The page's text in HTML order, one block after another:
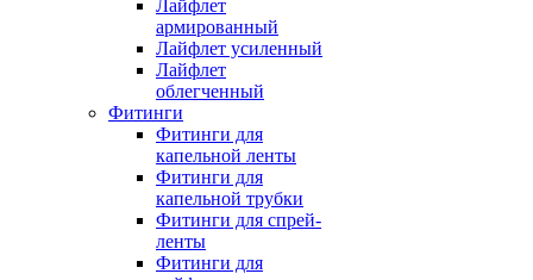
Лайфлет
армированный
Лайфлет усиленный
Лайфлет
облегченный
Фитинги
Фитинги для
капельной ленты
Фитинги для
капельной трубки
Фитинги для спрей-
ленты
Фитинги для